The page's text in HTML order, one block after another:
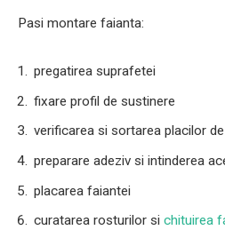
Pasi montare faianta:
pregatirea suprafetei
fixare profil de sustinere
verificarea si sortarea placilor
preparare adeziv si intinderea
placarea faiantei
curatarea rosturilor si chituirea